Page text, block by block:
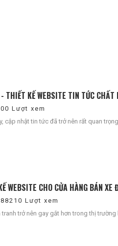
THIẾT KẾ WEBSITE TIN TỨC CHẤT
Lượt xem
cập nhật tin tức đã trở nên rất quan
WEBSITE CHO CỬA HÀNG BÁN
Lượt xem
tranh trở nên gay gắt hơn trong thị